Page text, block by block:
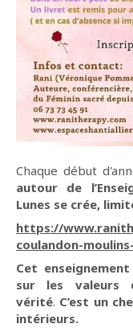
Chaque début
autour de
Lunes se crée,
https://
coulandon-
Cet
sur les valeurs
vérité. C’est un
intérieurs.